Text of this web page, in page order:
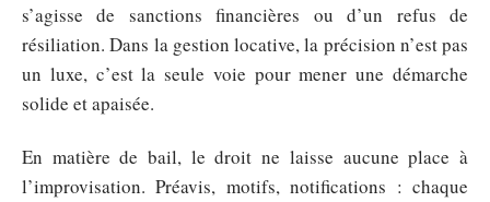
s’agisse de sanctions financières ou d’un refus de
résiliation. Dans la gestion locative, la précision n’est pas
un luxe, c’est la seule voie pour mener une démarche
solide et apaisée.
En matière de bail, le droit ne laisse aucune place à
l’improvisation. Préavis, motifs, notifications : chaque